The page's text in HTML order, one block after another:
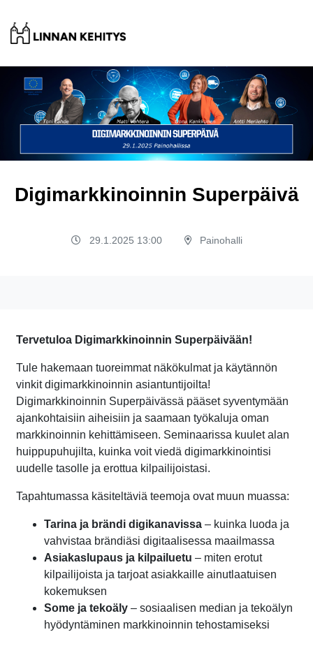
Digimarkkinoinnin Superpäivä
29.1.2025 13:00 Painohalli
Tervetuloa Digimarkkinoinnin Superpäivään!
Tule hakemaan tuoreimmat näkökulmat ja käytännön
vinkit digimarkkinoinnin asiantuntijoilta!
Digimarkkinoinnin Superpäivässä pääset syventymään
ajankohtaisiin aiheisiin ja saamaan työkaluja oman
markkinoinnin kehittämiseen. Seminaarissa kuulet alan
huippupuhujilta, kuinka voit viedä digimarkkinointisi
uudelle tasolle ja erottua kilpailijoistasi.
Tapahtumassa käsiteltäviä teemoja ovat muun muassa:
Tarina ja brändi digikanavissa – kuinka luoda ja
vahvistaa brändiäsi digitaalisessa maailmassa
Asiakaslupaus ja kilpailuetu – miten erotut
kilpailijoista ja tarjoat asiakkaille ainutlaatuisen
kokemuksen
Some ja tekoäly – sosiaalisen median ja tekoälyn
hyödyntäminen markkinoinnin tehostamiseksi